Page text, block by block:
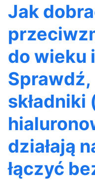
Jak
do wieku
składniki
działają
łączyć